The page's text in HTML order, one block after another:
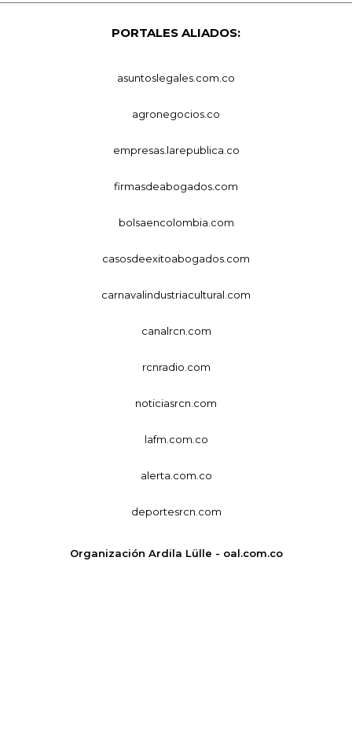
PORTALES ALIADOS:
asuntoslegales.com.co
agronegocios.co
empresas.larepublica.co
firmasdeabogados.com
bolsaencolombia.com
casosdeexitoabogados.com
carnavalindustriacultural.com
canalrcn.com
rcnradio.com
noticiasrcn.com
lafm.com.co
alerta.com.co
deportesrcn.com
Organización Ardila Lülle - oal.com.co